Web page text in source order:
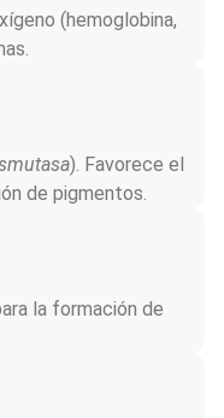
(hemoglobina,
). Favorece el
de pigmentos.
la formación de